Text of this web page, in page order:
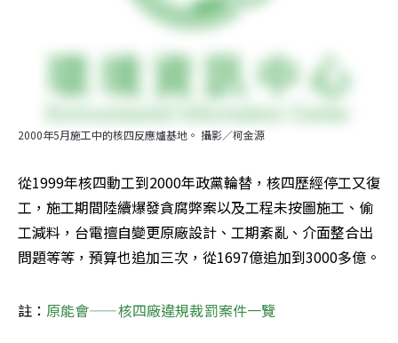
2000年5月施工中的核四反應爐基地。 攝影／柯金源
從1999年核四動工到2000年政黨輪替，核四歷經停工又復
工，施工期間陸續爆發貪腐弊案以及工程未按圖施工、偷
工減料，台電擅自變更原廠設計、工期紊亂、介面整合出
問題等等，預算也追加三次，從1697億追加到3000多億。
註： 原能會——核四廠違規裁罰案件一覽